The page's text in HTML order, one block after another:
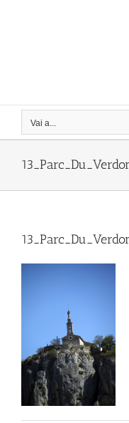
Vai a...